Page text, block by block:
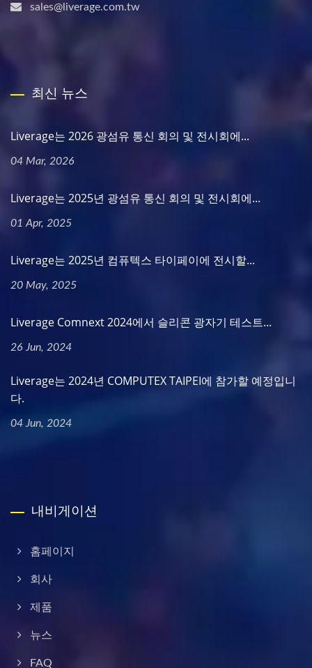
sales@liverage.com.tw
최신 뉴스
Liverage는 2026 광섬유 통신 회의 및 전시회에...
04 Mar, 2026
Liverage는 2025년 광섬유 통신 회의 및 전시회에...
01 Apr, 2025
Liverage는 2025년 컴퓨텍스 타이페이에 전시할...
20 May, 2025
Liverage Comnext 2024에서 슬리콘 광자기 테스트...
26 Jun, 2024
Liverage는 2024년 COMPUTEX TAIPEI에 참가할 예정입니
다.
04 Jun, 2024
내비게이션
홈페이지
회사
제품
뉴스
FAQ